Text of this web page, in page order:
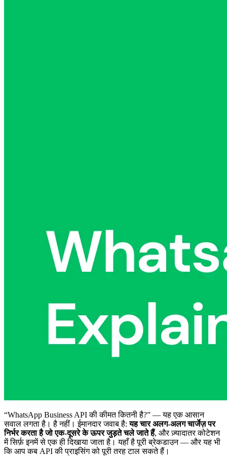
“WhatsApp Business API की कीमत कितनी है?” — यह एक आसान
सवाल लगता है। है नहीं। ईमानदार जवाब है:यह चार अलग-अलग चार्जेज़ पर
निर्भर करता है जो एक-दूसरे के ऊपर जुड़ते चले जाते हैं, और ज़्यादातर कोटेशन
में सिर्फ़ इनमें से एक ही दिखाया जाता है। यहाँ है पूरी ब्रेकडाउन — और यह भी
कि आप कब API की प्राइसिंग को पूरी तरह टाल सकते हैं।